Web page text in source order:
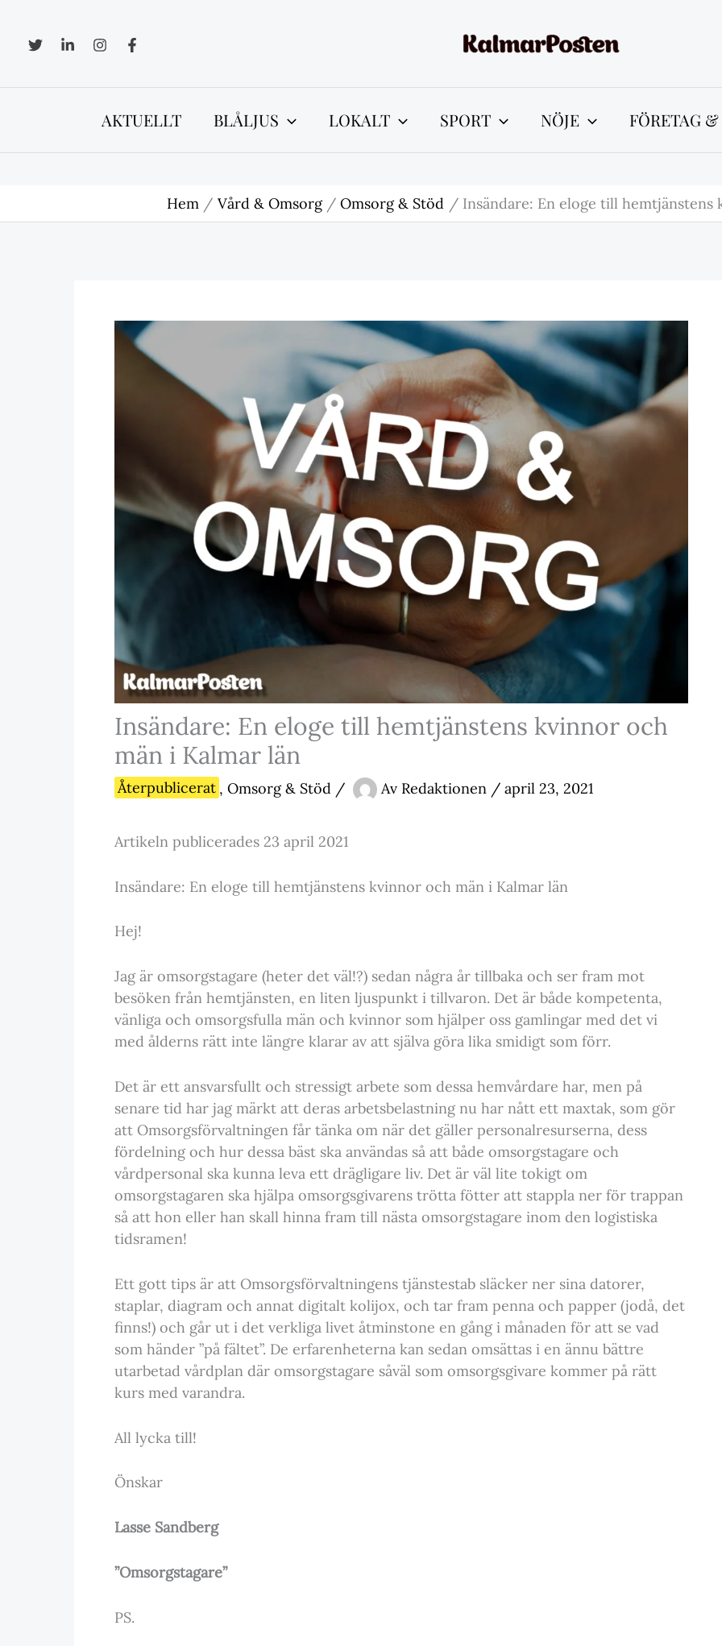
innehåll
AKTUELLT BLÅLJUS LOKALT SPORT NÖJE FÖRETAG
Hem Vård & Omsorg Omsorg & Stöd Insändare: En eloge till
Insändare: En eloge till hemtjänstens kvinnor och
män i Kalmar län
Återpublicerat , Omsorg & Stöd / Av Redaktionen / april 23, 2021
Artikeln publicerades 23 april 2021
Insändare: En eloge till hemtjänstens kvinnor och män i Kalmar län
Hej!
Jag är omsorgstagare (heter det väl!?) sedan några år tillbaka och ser fram mot
besöken från hemtjänsten, en liten ljuspunkt i tillvaron. Det är både kompetenta,
vänliga och omsorgsfulla män och kvinnor som hjälper oss gamlingar med det vi
med ålderns rätt inte längre klarar av att själva göra lika smidigt som förr.
Det är ett ansvarsfullt och stressigt arbete som dessa hemvårdare har, men på
senare tid har jag märkt att deras arbetsbelastning nu har nått ett maxtak, som gör
att Omsorgsförvaltningen får tänka om när det gäller personalresurserna, dess
fördelning och hur dessa bäst ska användas så att både omsorgstagare och
vårdpersonal ska kunna leva ett drägligare liv. Det är väl lite tokigt om
omsorgstagaren ska hjälpa omsorgsgivarens trötta fötter att stappla ner för trappan
så att hon eller han skall hinna fram till nästa omsorgstagare inom den logistiska
tidsramen!
Ett gott tips är att Omsorgsförvaltningens tjänstestab släcker ner sina datorer,
staplar, diagram och annat digitalt kolijox, och tar fram penna och papper (jodå, det
finns!) och går ut i det verkliga livet åtminstone en gång i månaden för att se vad
som händer ”på fältet”. De erfarenheterna kan sedan omsättas i en ännu bättre
utarbetad vårdplan där omsorgstagare såväl som omsorgsgivare kommer på rätt
kurs med varandra.
All lycka till!
Önskar
Lasse Sandberg
”Omsorgstagare”
PS.